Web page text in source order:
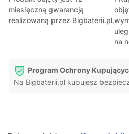
miesięczną gwarancją
realizowaną przez Bigbaterii.pl.
na
Program Ochrony
Na Bigbaterii.pl kupujesz